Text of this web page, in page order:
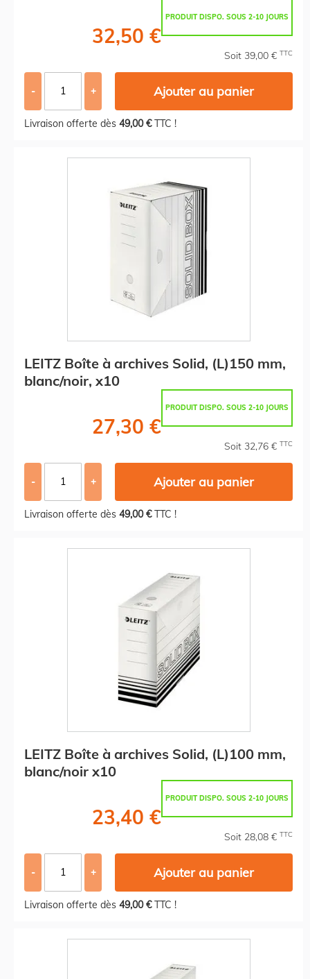
PRODUIT DISPO. SOUS 2-10 JOURS
32,50 €
Soit 39,00 € TTC
- + Ajouter au panier
Livraison offerte dès 49,00 €TTC !
LEITZ Boîte à archives Solid, (L)150 mm,
blanc/noir, x10
PRODUIT DISPO. SOUS 2-10 JOURS
27,30 €
Soit 32,76 € TTC
- + Ajouter au panier
Livraison offerte dès 49,00 €TTC !
LEITZ Boîte à archives Solid, (L)100 mm,
blanc/noir x10
PRODUIT DISPO. SOUS 2-10 JOURS
23,40 €
Soit 28,08 € TTC
- + Ajouter au panier
Livraison offerte dès 49,00 €TTC !